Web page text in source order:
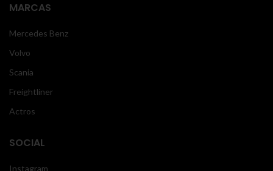
MARCAS
Mercedes Benz
Volvo
Scania
Freightliner
Actros
SOCIAL
Instagram